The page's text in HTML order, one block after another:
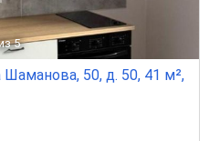
5
50, д. 50, 41 м²,